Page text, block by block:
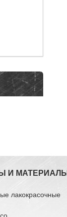
И МАТЕРИАЛЫ
лакокрасочные